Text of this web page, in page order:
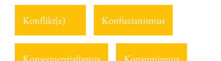
Konflikt(e) Konfuzianismus